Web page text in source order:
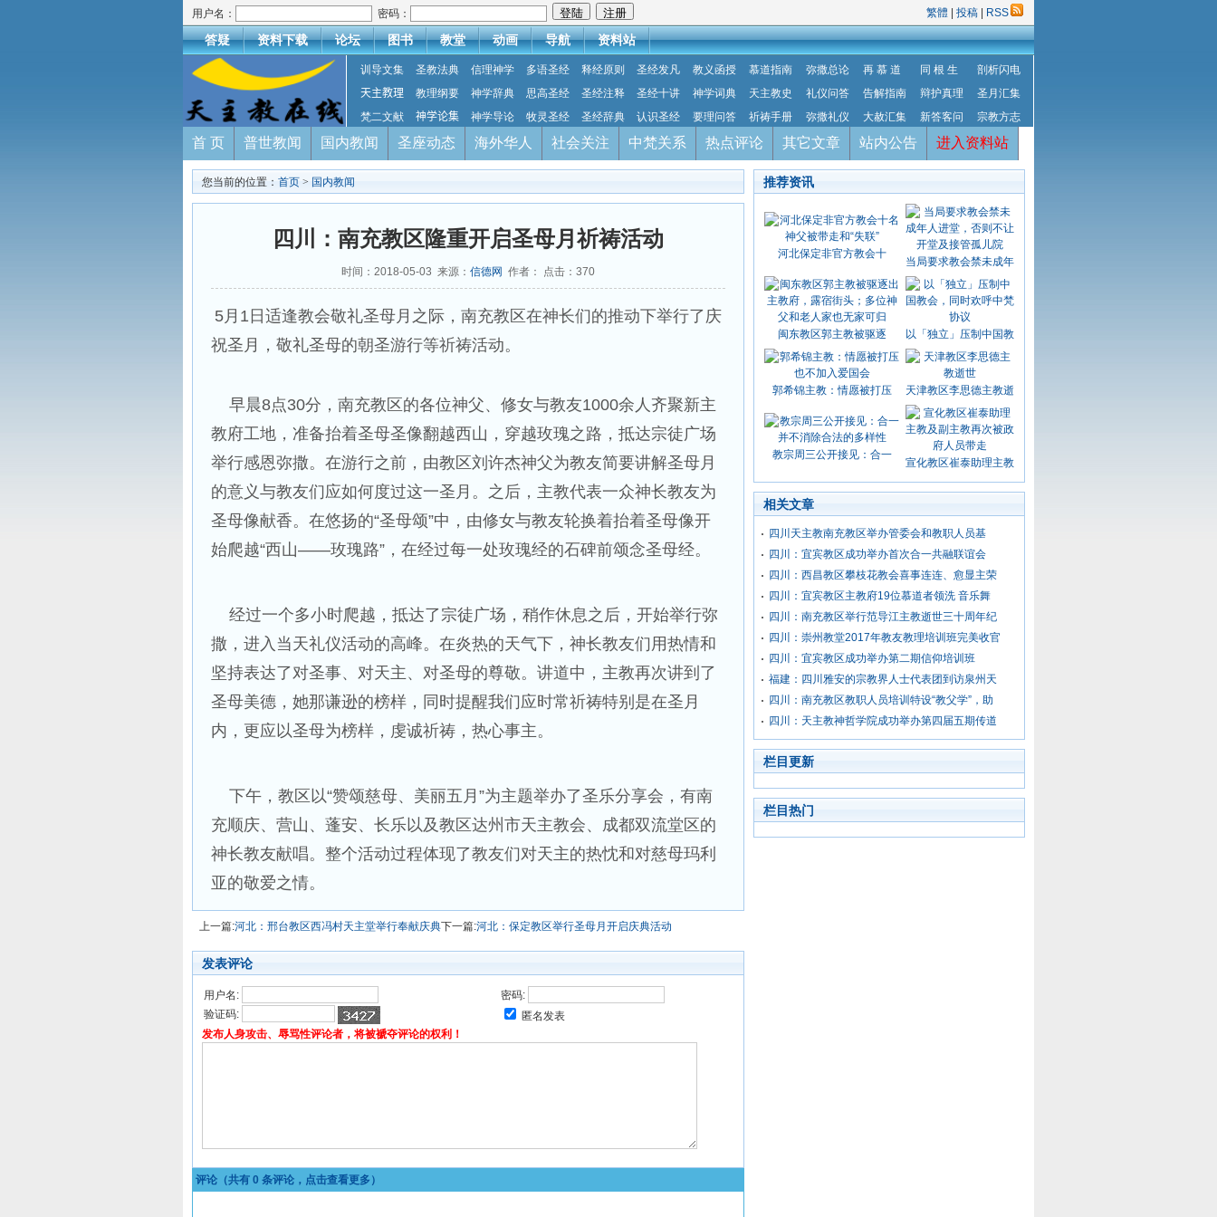
用户名： 密码： 繁體 投稿 RSS
答疑 资料下载 论坛 图书 教堂 动画 导航 资料站
训导文集 圣教法典 信理神学 多语圣经 释经原则 圣经发凡 教义函授 慕道指南 弥撒总论 再 慕 道 同 根 生
剖析闪电
天主教理
教理纲要 神学辞典 思高圣经 圣经注释 圣经十讲 神学词典 天主教史 礼仪问答 告解指南 辩护真理
圣月汇集
梵二文献
神学论集 神学导论 牧灵圣经 圣经辞典 认识圣经 要理问答 祈祷手册 弥撒礼仪 大赦汇集 新答客问 宗教方志
首 页 普世教闻 国内教闻 圣座动态 海外华人 社会关注 中梵关系 热点评论 其它文章 站内公告 进入资料站
您当前的位置： 首页 > 国内教闻
四川：南充教区隆重开启圣母月祈祷活动
时间：2018-05-03 来源： 信德网 作者： 点击： 370
5月1日适逢教会敬礼圣母月之际，南充教区在神长们的推动下举行了庆
祝圣月，敬礼圣母的朝圣游行等祈祷活动。
早晨8点30分，南充教区的各位神父、修女与教友1000余人齐聚新主
教府工地，准备抬着圣母圣像翻越西山，穿越玫瑰之路，抵达宗徒广场
举行感恩弥撒。在游行之前，由教区刘许杰神父为教友简要讲解圣母月
的意义与教友们应如何度过这一圣月。之后，主教代表一众神长教友为
圣母像献香。在悠扬的“圣母颂”中，由修女与教友轮换着抬着圣母像开
始爬越“西山——玫瑰路”，在经过每一处玫瑰经的石碑前颂念圣母经。
经过一个多小时爬越，抵达了宗徒广场，稍作休息之后，开始举行弥
撒，进入当天礼仪活动的高峰。在炎热的天气下，神长教友们用热情和
坚持表达了对圣事、对天主、对圣母的尊敬。讲道中，主教再次讲到了
圣母美德，她那谦逊的榜样，同时提醒我们应时常祈祷特别是在圣月
内，更应以圣母为榜样，虔诚祈祷，热心事主。
下午，教区以“赞颂慈母、美丽五月”为主题举办了圣乐分享会，有南
充顺庆、营山、蓬安、长乐以及教区达州市天主教会、成都双流堂区的
神长教友献唱。整个活动过程体现了教友们对天主的热忱和对慈母玛利
亚的敬爱之情。
上一篇:河北：邢台教区西冯村天主堂举行奉献庆典下一篇:河北：保定教区举行圣母月开启庆典活动
发表评论
用户名:
密码:
验证码:
匿名发表
发布人身攻击、辱骂性评论者，将被褫夺评论的权利！
评论（共有 0 条评论，点击查看更多）
推荐资讯
河北保定非官方教会十
当局要求教会禁未成年
闽东教区郭主教被驱逐 以「独立」压制中国教
郭希锦主教：情愿被打压 天津教区李思德主教逝
教宗周三公开接见：合一
宣化教区崔泰助理主教
相关文章
四川天主教南充教区举办管委会和教职人员基
四川：宜宾教区成功举办首次合一共融联谊会
四川：西昌教区攀枝花教会喜事连连、愈显主荣
四川：宜宾教区主教府19位慕道者领洗 音乐舞
四川：南充教区举行范导江主教逝世三十周年纪
四川：崇州教堂2017年教友教理培训班完美收官
四川：宜宾教区成功举办第二期信仰培训班
福建：四川雅安的宗教界人士代表团到访泉州天
四川：南充教区教职人员培训特设“教父学”，助
四川：天主教神哲学院成功举办第四届五期传道
栏目更新
栏目热门